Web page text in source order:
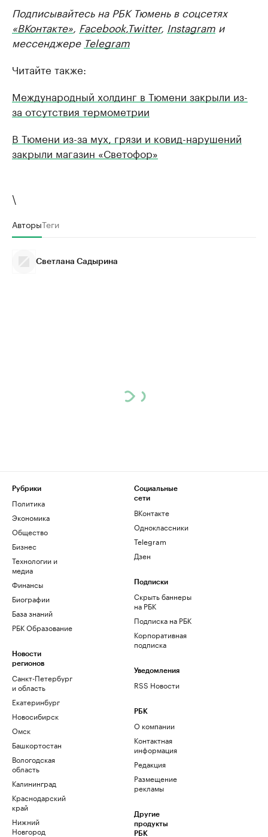
Подписывайтесь на РБК Тюмень в соцсетях
«ВКонтакте» Facebook,Twitter, Instagram и
мессенджере Telegram
Читайте также:
Международный холдинг в Тюмени закрыли из-
за отсутствия термометрии
В Тюмени из-за мух, грязи и ковид-нарушений
закрыли магазин «Светофор»
\
АвторыТеги
Светлана Садырина
Рубрики
Политика
Экономика
Общество
Бизнес
Технологии и
медиа
Финансы
Биографии
База знаний
РБК Образование
Новости
регионов
Санкт-Петербург
и область
Екатеринбург
Новосибирск
Омск
Башкортостан
Вологодская
область
Калининград
Краснодарский
край
Нижний
Новгород
Социальные
сети
ВКонтакте
Одноклассники
Telegram
Дзен
Подписки
Скрыть баннеры
на РБК
Подписка на РБК
Корпоративная
подписка
Уведомления
RSS Новости
РБК
О компании
Контактная
информация
Редакция
Размещение
рекламы
Другие
продукты
РБК